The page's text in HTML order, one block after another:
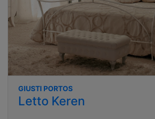
GIUSTI PORTOS
Letto Keren